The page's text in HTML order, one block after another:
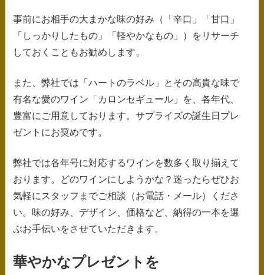
事前にお相手の大まかな味の好み（「辛口」「甘口」
「しっかりしたもの」「軽やかなもの」）をリサーチ
しておくこともお勧めします。
また、弊社では「ハートのラベル」とその高貴な味で
有名な愛のワイン「カロンセギュール」を、各年代、
豊富にご用意しております。サプライズの誕生日プレ
ゼントにお奨めです。
弊社では各年号に対応するワインを数多く取り揃えて
おります。どのワインにしようかな？迷ったらぜひお
気軽にスタッフまでご相談（お電話・メール）くださ
い。味の好み、デザイン、価格など、納得の一本を選
ぶお手伝いをさせていただきます。
華やかなプレゼントを